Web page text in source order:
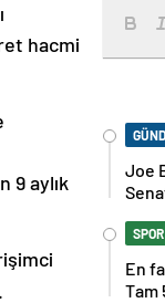
hacmi
9 aylık
Joe
SPOR
En
Tam